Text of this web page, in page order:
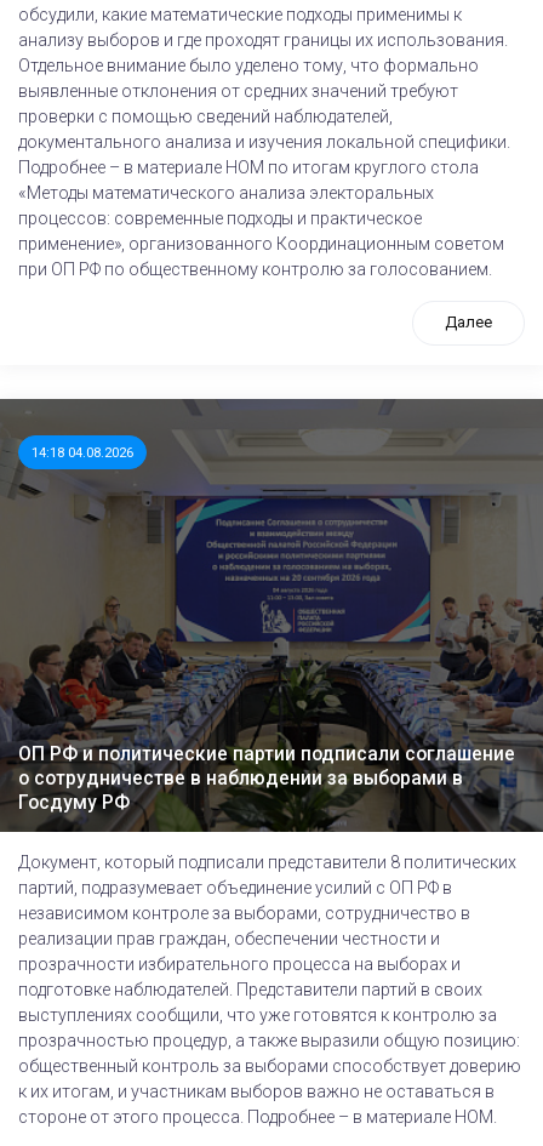
обсудили, какие математические подходы применимы к
анализу выборов и где проходят границы их использования.
Отдельное внимание было уделено тому, что формально
выявленные отклонения от средних значений требуют
проверки с помощью сведений наблюдателей,
документального анализа и изучения локальной специфики.
Подробнее – в материале НОМ по итогам круглого стола
«Методы математического анализа электоральных
процессов: современные подходы и практическое
применение», организованного Координационным советом
при ОП РФ по общественному контролю за голосованием.
Далее
14:18 04.08.2026
ОП РФ и политические партии подписали соглашение
о сотрудничестве в наблюдении за выборами в
Госдуму РФ
Документ, который подписали представители 8 политических
партий, подразумевает объединение усилий с ОП РФ в
независимом контроле за выборами, сотрудничество в
реализации прав граждан, обеспечении честности и
прозрачности избирательного процесса на выборах и
подготовке наблюдателей. Представители партий в своих
выступлениях сообщили, что уже готовятся к контролю за
прозрачностью процедур, а также выразили общую позицию:
общественный контроль за выборами способствует доверию
к их итогам, и участникам выборов важно не оставаться в
стороне от этого процесса. Подробнее – в материале НОМ.